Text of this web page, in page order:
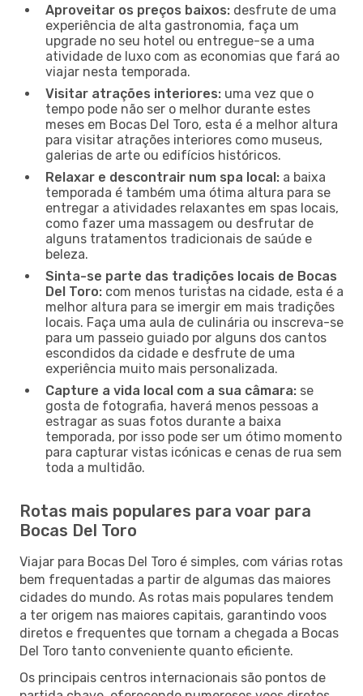
Aproveitar os preços baixos: desfrute de uma
experiência de alta gastronomia, faça um
upgrade no seu hotel ou entregue-se a uma
atividade de luxo com as economias que fará ao
viajar nesta temporada.
Visitar atrações interiores: uma vez que o
tempo pode não ser o melhor durante estes
meses em Bocas Del Toro, esta é a melhor altura
para visitar atrações interiores como museus,
galerias de arte ou edifícios históricos.
Relaxar e descontrair num spa local: a baixa
temporada é também uma ótima altura para se
entregar a atividades relaxantes em spas locais,
como fazer uma massagem ou desfrutar de
alguns tratamentos tradicionais de saúde e
beleza.
Sinta-se parte das tradições locais de Bocas
Del Toro: com menos turistas na cidade, esta é a
melhor altura para se imergir em mais tradições
locais. Faça uma aula de culinária ou inscreva-se
para um passeio guiado por alguns dos cantos
escondidos da cidade e desfrute de uma
experiência muito mais personalizada.
Capture a vida local com a sua câmara: se
gosta de fotografia, haverá menos pessoas a
estragar as suas fotos durante a baixa
temporada, por isso pode ser um ótimo momento
para capturar vistas icónicas e cenas de rua sem
toda a multidão.
Rotas mais populares para voar para
Bocas Del Toro
Viajar para Bocas Del Toro é simples, com várias rotas
bem frequentadas a partir de algumas das maiores
cidades do mundo. As rotas mais populares tendem
a ter origem nas maiores capitais, garantindo voos
diretos e frequentes que tornam a chegada a Bocas
Del Toro tanto conveniente quanto eficiente.
Os principais centros internacionais são pontos de